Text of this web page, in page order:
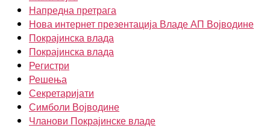
Напредна претрага
Нова интернет презентација Владе АП Војводине
Покрајинска влада
Покрајинска влада
Регистри
Решења
Секретаријати
Симболи Војводине
Чланови Покрајинске владе